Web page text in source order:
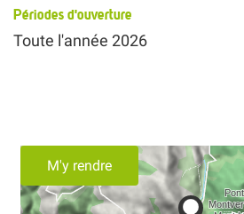
Périodes d'ouverture
Toute l'année 2026
M'y rendre